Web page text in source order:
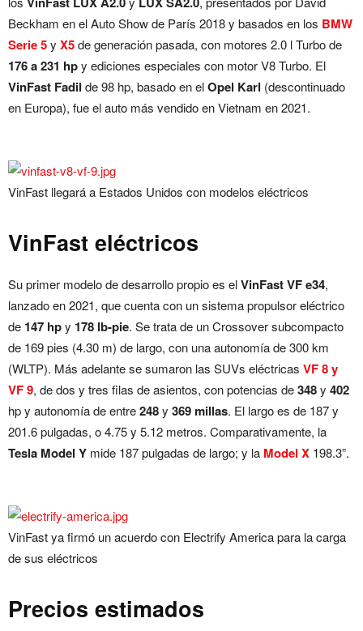
Beckham en el Auto Show de París 2018 y basados en los BMW
Serie 5y X5de generación pasada, con motores 2.0 l Turbo de
176 a 231 hpy ediciones especiales con motor V8 Turbo. El
VinFast Fadil de 98 hp, basado en elOpel Karl (descontinuado
en Europa), fue el auto más vendido en Vietnam en 2021.
VinFast llegará a Estados Unidos con modelos eléctricos
VinFast eléctricos
Su primer modelo de desarrollo propio es elVinFast VF e34,
lanzado en 2021, que cuenta con un sistema propulsor eléctrico
de 147 hpy 178 lb-pie. Se trata de un Crossover subcompacto
de 169 pies (4.30 m) de largo, con una autonomía de 300 km
(WLTP). Más adelante se sumaron las SUVs eléctricas VF 8 y
VF 9, de dos y tres filas de asientos, con potencias de348y 402
hp y autonomía de entre248y 369 millas. El largo es de 187 y
201.6 pulgadas, o 4.75 y 5.12 metros. Comparativamente, la
Tesla Model Y mide 187 pulgadas de largo; y la Model X 198.3”.
VinFast ya firmó un acuerdo con Electrify America para la carga
de sus eléctricos
Precios estimados